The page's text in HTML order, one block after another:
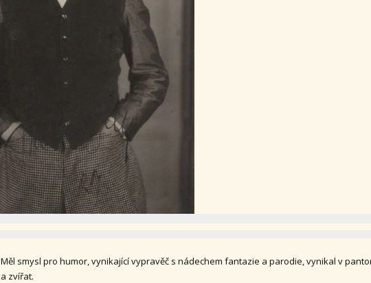
Měl smysl pro humor, vynikající vypravěč s nádechem fantazie a parodie, vynikal v
a zvířat.